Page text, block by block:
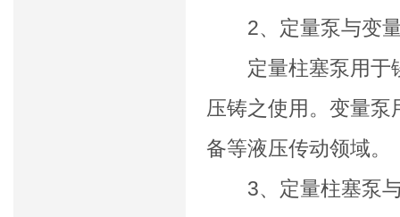
2、定量泵与变量
定量柱塞泵用于镁
压铸之使用。变量泵
备等液压传动领域。
3、定量柱塞泵与